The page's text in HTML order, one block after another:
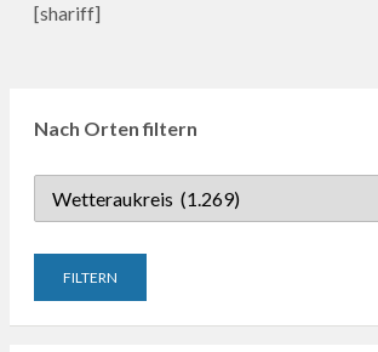
[shariff]
Nach Orten filtern